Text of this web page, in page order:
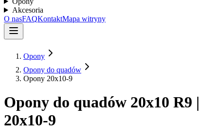
Akcesoria
O nasFAQKontaktMapa witryny
Opony
Opony do quadów
Opony 20x10-9
Opony do quadów 20x10 R9 |
20x10-9